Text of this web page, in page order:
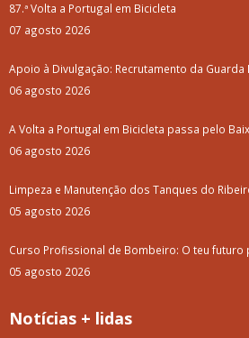
87.ª Volta a Portugal em Bicicleta
07 agosto 2026
Apoio à Divulgação: Recrutamento da Guarda
06 agosto 2026
A Volta a Portugal em Bicicleta passa pelo
06 agosto 2026
Limpeza e Manutenção dos Tanques do
05 agosto 2026
Curso Profissional de Bombeiro: O teu futuro
05 agosto 2026
Notícias + lidas